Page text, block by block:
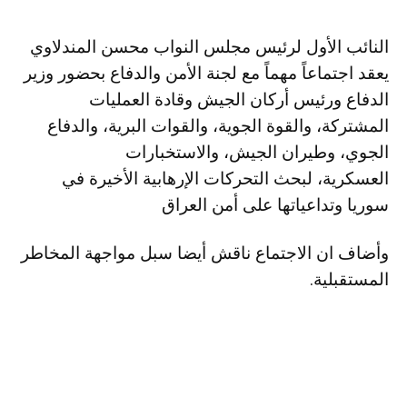
النائب الأول لرئيس مجلس النواب محسن المندلاوي
يعقد اجتماعاً مهماً مع لجنة الأمن والدفاع بحضور وزير
الدفاع ورئيس أركان الجيش وقادة العمليات
المشتركة، والقوة الجوية، والقوات البرية، والدفاع
الجوي، وطيران الجيش، والاستخبارات
العسكرية، لبحث التحركات الإرهابية الأخيرة في
سوريا وتداعياتها على أمن العراق
وأضاف ان الاجتماع ناقش أيضا سبل مواجهة المخاطر
المستقبلية.